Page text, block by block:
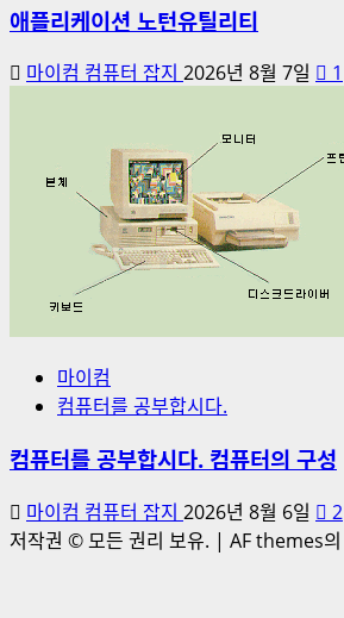
애플리케이션 노턴유틸리티
마이컴 컴퓨터 잡지 2026년 8월 7일 1
마이컴
컴퓨터를 공부합시다.
컴퓨터를 공부합시다. 컴퓨터의 구성
마이컴 컴퓨터 잡지 2026년 8월 6일
2
저작권 © 모든 권리 보유. | AF themes의